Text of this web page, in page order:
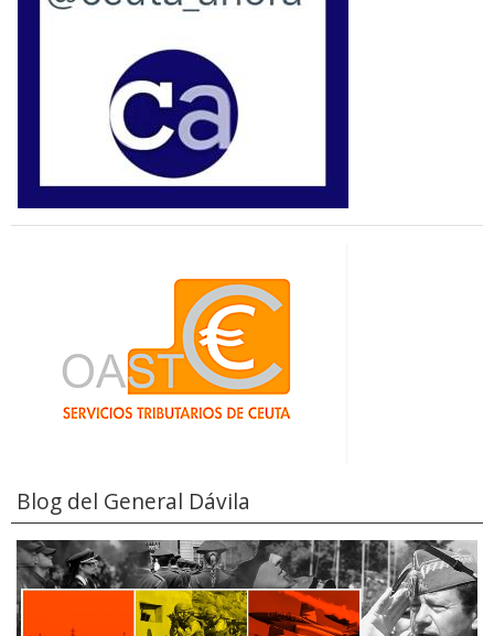
Blog del General Dávila